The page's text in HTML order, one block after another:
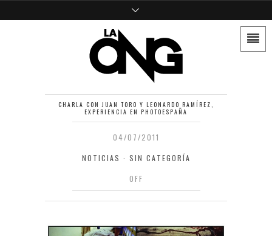
CHARLA CON JUAN TORO Y LEONARDO RAMÍREZ,
EXPERIENCIA EN PHOTOESPAÑA
04/07/2011
NOTICIAS · SIN CATEGORÍA
OFF